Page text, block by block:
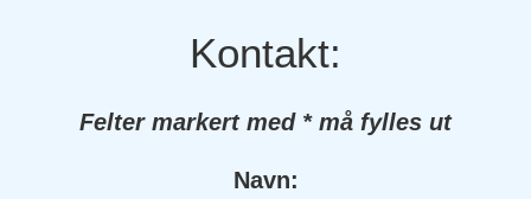
Kontakt:
Felter markert med * må fylles ut
Navn: